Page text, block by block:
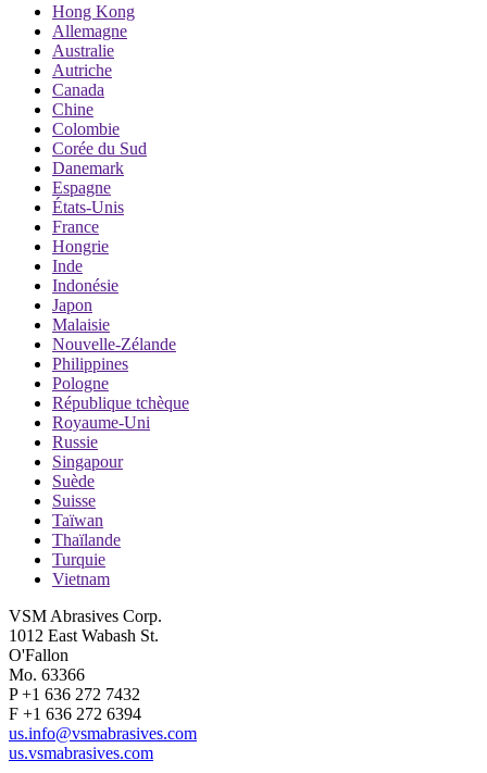
Hong Kong
Allemagne
Australie
Autriche
Canada
Chine
Colombie
Corée du Sud
Danemark
Espagne
États-Unis
France
Hongrie
Inde
Indonésie
Japon
Malaisie
Nouvelle-Zélande
Philippines
Pologne
République tchèque
Royaume-Uni
Russie
Singapour
Suède
Suisse
Taïwan
Thaïlande
Turquie
Vietnam
VSM Abrasives Corp.
1012 East Wabash St.
O'Fallon
Mo. 63366
P +1 636 272 7432
F +1 636 272 6394
us.info@vsmabrasives.com
us.vsmabrasives.com